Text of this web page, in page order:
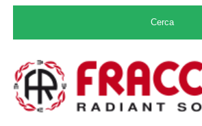
Cerca